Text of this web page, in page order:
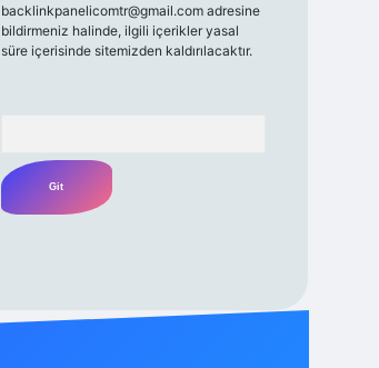
backlinkpanelicomtr@gmail.comadresine
bildirmeniz halinde, ilgili içerikler yasal
süre içerisinde sitemizden kaldırılacaktır.